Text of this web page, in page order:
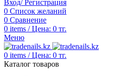
Вход/ Регистрация
0 Список желаний
0 Сравнение
0 items / Цена: 0 тг.
Меню
0 items / Цена: 0 тг.
Каталог товаров